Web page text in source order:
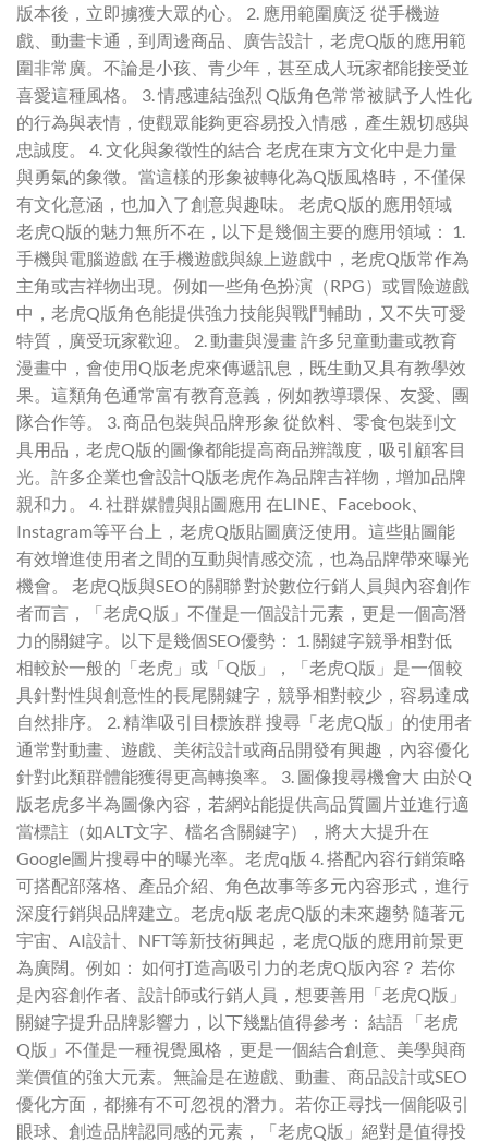
版本後，立即擄獲大眾的心。 2. 應用範圍廣泛 從手機遊
戲、動畫卡通，到周邊商品、廣告設計，老虎Q版的應用範
圍非常廣。不論是小孩、青少年，甚至成人玩家都能接受並
喜愛這種風格。 3. 情感連結強烈 Q版角色常常被賦予人性化
的行為與表情，使觀眾能夠更容易投入情感，產生親切感與
忠誠度。 4. 文化與象徵性的結合 老虎在東方文化中是力量
與勇氣的象徵。當這樣的形象被轉化為Q版風格時，不僅保
有文化意涵，也加入了創意與趣味。 老虎Q版的應用領域
老虎Q版的魅力無所不在，以下是幾個主要的應用領域： 1.
手機與電腦遊戲 在手機遊戲與線上遊戲中，老虎Q版常作為
主角或吉祥物出現。例如一些角色扮演（RPG）或冒險遊戲
中，老虎Q版角色能提供強力技能與戰鬥輔助，又不失可愛
特質，廣受玩家歡迎。 2. 動畫與漫畫 許多兒童動畫或教育
漫畫中，會使用Q版老虎來傳遞訊息，既生動又具有教學效
果。這類角色通常富有教育意義，例如教導環保、友愛、團
隊合作等。 3. 商品包裝與品牌形象 從飲料、零食包裝到文
具用品，老虎Q版的圖像都能提高商品辨識度，吸引顧客目
光。許多企業也會設計Q版老虎作為品牌吉祥物，增加品牌
親和力。 4. 社群媒體與貼圖應用 在LINE、Facebook、
Instagram等平台上，老虎Q版貼圖廣泛使用。這些貼圖能
有效增進使用者之間的互動與情感交流，也為品牌帶來曝光
機會。 老虎Q版與SEO的關聯 對於數位行銷人員與內容創作
者而言，「老虎Q版」不僅是一個設計元素，更是一個高潛
力的關鍵字。以下是幾個SEO優勢： 1. 關鍵字競爭相對低
相較於一般的「老虎」或「Q版」，「老虎Q版」是一個較
具針對性與創意性的長尾關鍵字，競爭相對較少，容易達成
自然排序。 2. 精準吸引目標族群 搜尋「老虎Q版」的使用者
通常對動畫、遊戲、美術設計或商品開發有興趣，內容優化
針對此類群體能獲得更高轉換率。 3. 圖像搜尋機會大 由於Q
版老虎多半為圖像內容，若網站能提供高品質圖片並進行適
當標註（如ALT文字、檔名含關鍵字），將大大提升在
Google圖片搜尋中的曝光率。老虎q版 4. 搭配內容行銷策略
可搭配部落格、產品介紹、角色故事等多元內容形式，進行
深度行銷與品牌建立。老虎q版 老虎Q版的未來趨勢 隨著元
宇宙、AI設計、NFT等新技術興起，老虎Q版的應用前景更
為廣闊。例如： 如何打造高吸引力的老虎Q版內容？ 若你
是內容創作者、設計師或行銷人員，想要善用「老虎Q版」
關鍵字提升品牌影響力，以下幾點值得參考： 結語 「老虎
Q版」不僅是一種視覺風格，更是一個結合創意、美學與商
業價值的強大元素。無論是在遊戲、動畫、商品設計或SEO
優化方面，都擁有不可忽視的潛力。若你正尋找一個能吸引
眼球、創造品牌認同感的元素，「老虎Q版」絕對是值得投